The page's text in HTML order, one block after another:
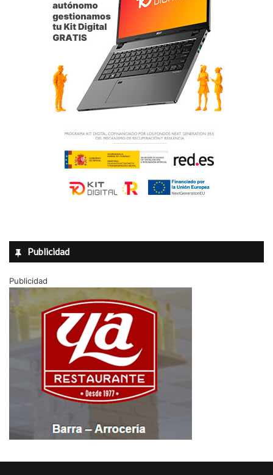
Publicidad
Publicidad